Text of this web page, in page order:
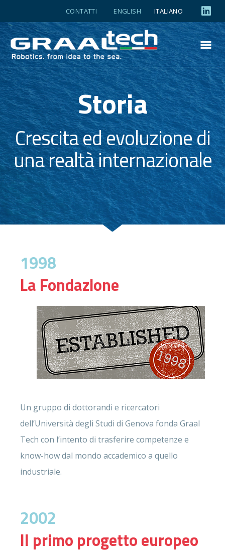
CONTATTI ENGLISH ITALIANO
Storia
Crescita ed evoluzione di
una realtà internazionale
1998
La Fondazione
Un gruppo di dottorandi e ricercatori
dell’Università degli Studi di Genova fonda Graal
Tech con l’intento di trasferire competenze e
know-how dal mondo accademico a quello
industriale.
Il primo progetto europeo
2002